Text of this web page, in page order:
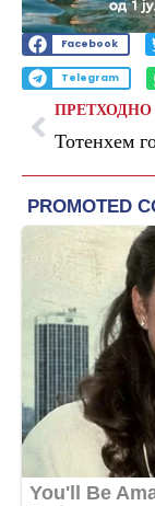
Facebook
Telegram
ПРЕТХОДНО